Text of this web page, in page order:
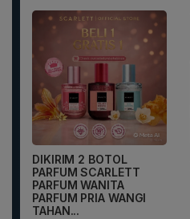
DIKIRIM 2 BOTOL
PARFUM SCARLETT
PARFUM WANITA
PARFUM PRIA WANGI
TAHAN...